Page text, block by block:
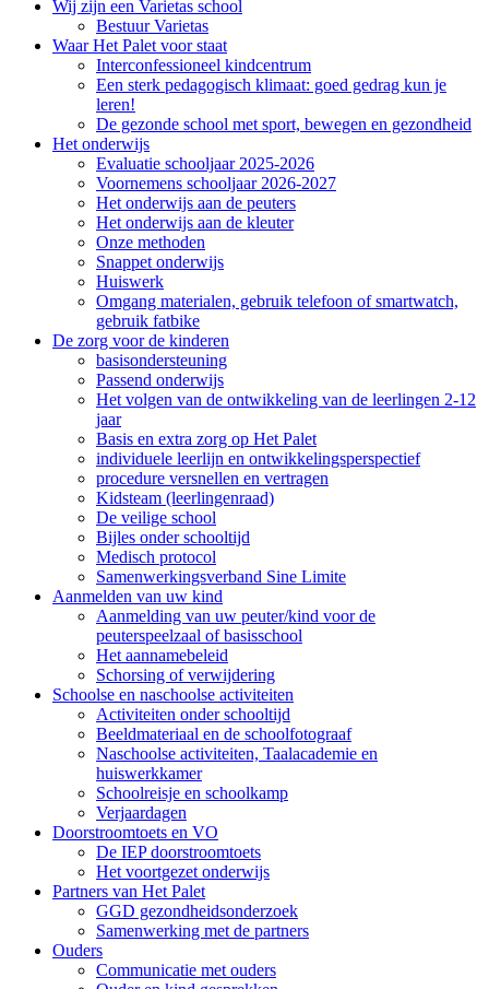
Wij zijn een Varietas school
Bestuur Varietas
Waar Het Palet voor staat
Interconfessioneel kindcentrum
Een sterk pedagogisch klimaat: goed gedrag kun je
leren!
De gezonde school met sport, bewegen en gezondheid
Het onderwijs
Evaluatie schooljaar 2025-2026
Voornemens schooljaar 2026-2027
Het onderwijs aan de peuters
Het onderwijs aan de kleuter
Onze methoden
Snappet onderwijs
Huiswerk
Omgang materialen, gebruik telefoon of smartwatch,
gebruik fatbike
De zorg voor de kinderen
basisondersteuning
Passend onderwijs
Het volgen van de ontwikkeling van de leerlingen 2-12
jaar
Basis en extra zorg op Het Palet
individuele leerlijn en ontwikkelingsperspectief
procedure versnellen en vertragen
Kidsteam (leerlingenraad)
De veilige school
Bijles onder schooltijd
Medisch protocol
Samenwerkingsverband Sine Limite
Aanmelden van uw kind
Aanmelding van uw peuter/kind voor de
peuterspeelzaal of basisschool
Het aannamebeleid
Schorsing of verwijdering
Schoolse en naschoolse activiteiten
Activiteiten onder schooltijd
Beeldmateriaal en de schoolfotograaf
Naschoolse activiteiten, Taalacademie en
huiswerkkamer
Schoolreisje en schoolkamp
Verjaardagen
Doorstroomtoets en VO
De IEP doorstroomtoets
Het voortgezet onderwijs
Partners van Het Palet
GGD gezondheidsonderzoek
Samenwerking met de partners
Ouders
Communicatie met ouders